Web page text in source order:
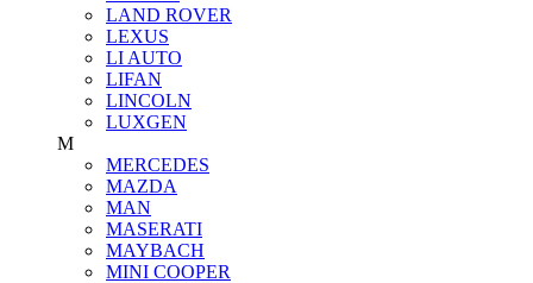
LAND ROVER
LEXUS
LI AUTO
LIFAN
LINCOLN
LUXGEN
M
MERCEDES
MAZDA
MAN
MASERATI
MAYBACH
MINI COOPER